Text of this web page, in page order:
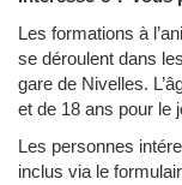
Les formations à
se déroulent dans
gare de Nivelles.
et de 18 ans pour le
Les personnes
inclus via le